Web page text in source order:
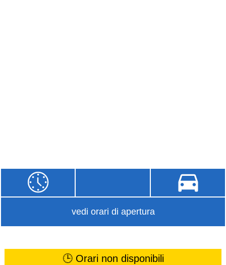
vedi orari di apertura
🕒 Orari non disponibili